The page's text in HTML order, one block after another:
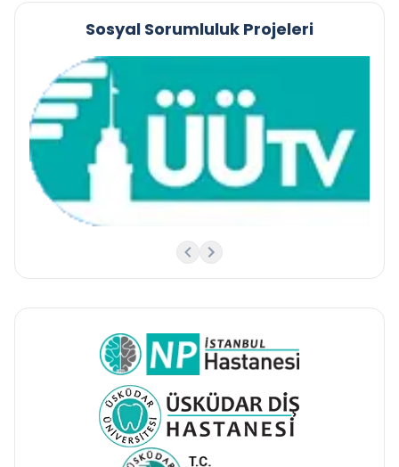
Sosyal Sorumluluk Projeleri